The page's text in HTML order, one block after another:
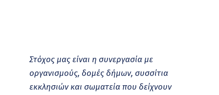
Στόχος μας είναι η συνεργασία με
οργανισμούς, δομές δήμων, συσσίτια
εκκλησιών και σωματεία που δείχνουν